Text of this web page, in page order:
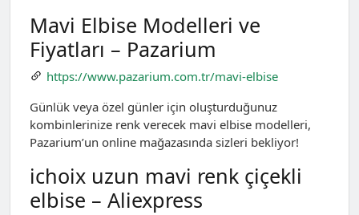
Mavi Elbise Modelleri ve
Fiyatları – Pazarium
https://www.pazarium.com.tr/mavi-elbise
Günlük veya özel günler için oluşturduğunuz
kombinlerinize renk verecek mavi elbise modelleri,
Pazarium’un online mağazasında sizleri bekliyor!
ichoix uzun mavi renk çiçekli
elbise – Aliexpress